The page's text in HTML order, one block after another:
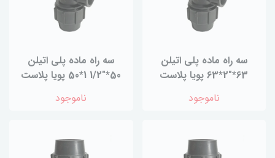
سه راه ماده پلی اتیلن
63*"2*63 پویا پلاست
ناموجود
سه راه ماده پلی اتیلن
50*"1/2 1*50 پویا پلاست
ناموجود